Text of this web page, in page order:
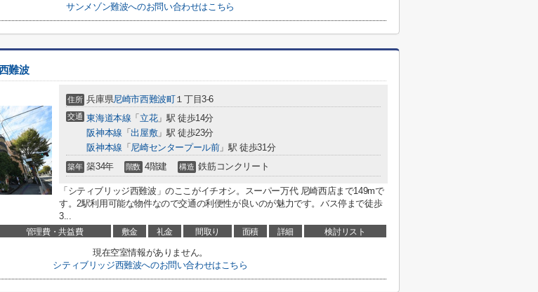
サンメゾン難波へのお問い合わせはこちら
難波
住所 兵庫県尼崎市西難波町１丁目3-6
交通 東海道本線 「 立花」駅 徒歩14分
阪神本線 「出屋敷」駅 徒歩23分
阪神本線 「 尼崎センタープール前」駅 徒歩31分
築年 築34年 階数 4階建 構造 鉄筋コンクリート
「シティブリッジ西難波」のここがイチオシ。スーパー万代 尼崎西店まで149mで
す。2駅利用可能な物件なので交通の利便性が良いのが魅力です。バス停まで徒歩
3...
管理費・共益費 敷金 礼金 間取り 面積 詳細 検討リスト
現在空室情報がありません。
シティブリッジ西難波へのお問い合わせはこちら